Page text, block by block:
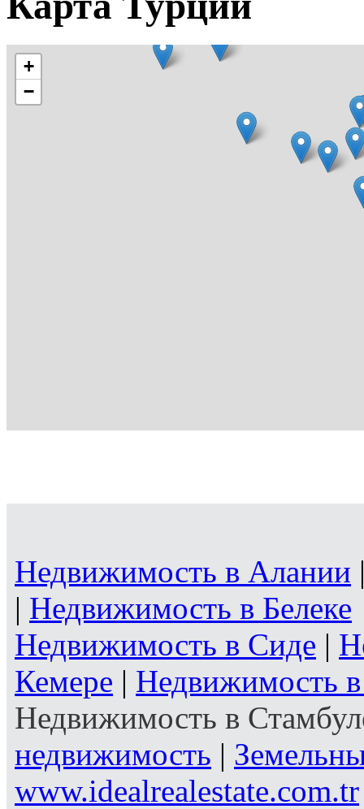
+
−
Недвижимость в Алании
| Недвижимость в Белеке
Недвижимость в Сиде |
Кемере | Недвижимость
Недвижимость в
недвижимость |
www.idealrealestate.com.tr